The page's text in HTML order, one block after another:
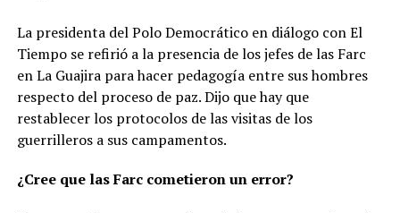
La presidenta del Polo Democrático en diálogo con El
Tiempo se refirió a la presencia de los jefes de las Farc
en La Guajira para hacer pedagogía entre sus hombres
respecto del proceso de paz. Dijo que hay que
restablecer los protocolos de las visitas de los
guerrilleros a sus campamentos.
¿Cree que las Farc cometieron un error?